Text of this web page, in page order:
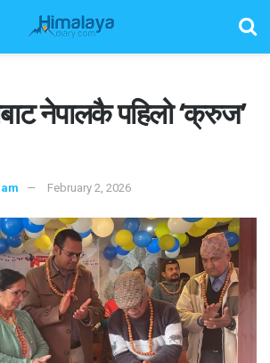
नेपालकै पहिलो ‘क्रुज’
February 2, 2026